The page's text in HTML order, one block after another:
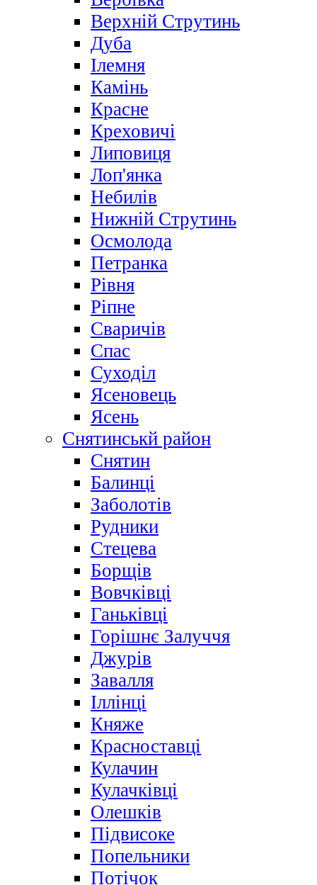
Верхній Струтинь
Дуба
Ілемня
Камінь
Красне
Креховичі
Липовиця
Лоп'янка
Небилів
Нижній Струтинь
Осмолода
Петранка
Рівня
Ріпне
Сваричів
Спас
Суходіл
Ясеновець
Ясень
Снятинськй район
Снятин
Балинці
Заболотів
Рудники
Стецева
Борщів
Вовчківці
Ганьківці
Горішнє Залуччя
Джурів
Завалля
Іллінці
Княже
Красноставці
Кулачин
Кулачківці
Олешків
Підвисоке
Попельники
Потічок